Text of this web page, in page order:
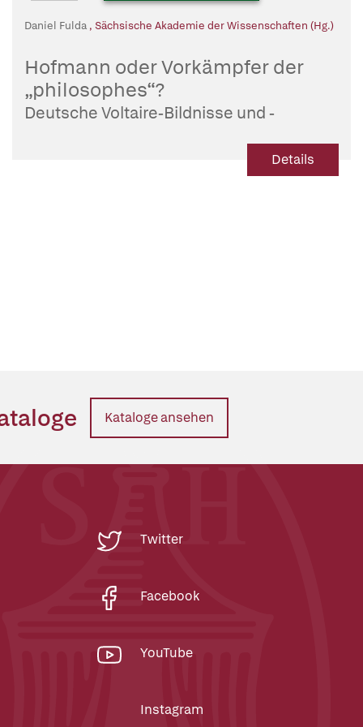
Daniel Fulda , Sächsische Akademie der Wissenschaften (Hg.)
Hofmann oder Vorkämpfer der
„philosophes“?
Deutsche Voltaire-Bildnisse und -
Details
Kataloge ansehen
Twitter
Facebook
YouTube
Instagram